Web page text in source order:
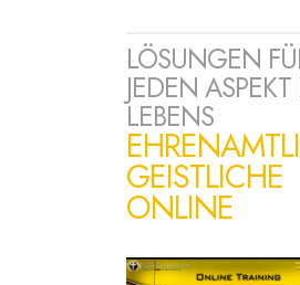
LÖSUNGEN
JEDEN
LEBENS
GEISTLICHE
ONLINE